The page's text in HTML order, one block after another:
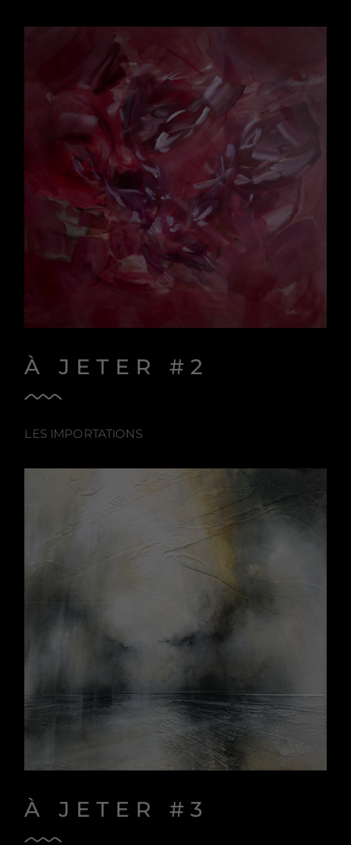
À JETER #2
LES IMPORTATIONS
À JETER #3